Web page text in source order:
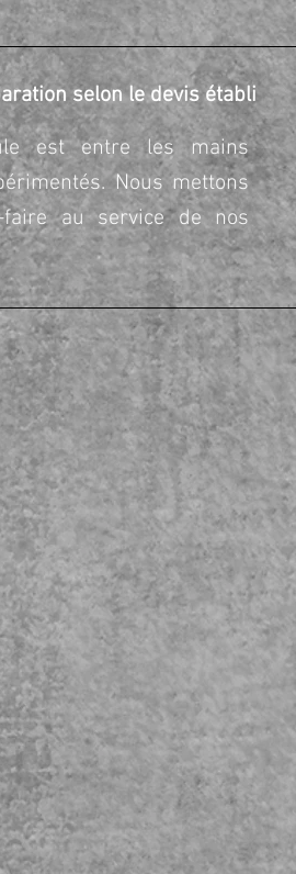
selon le devis établi
est entre les mains
Nous mettons
faire au service de nos